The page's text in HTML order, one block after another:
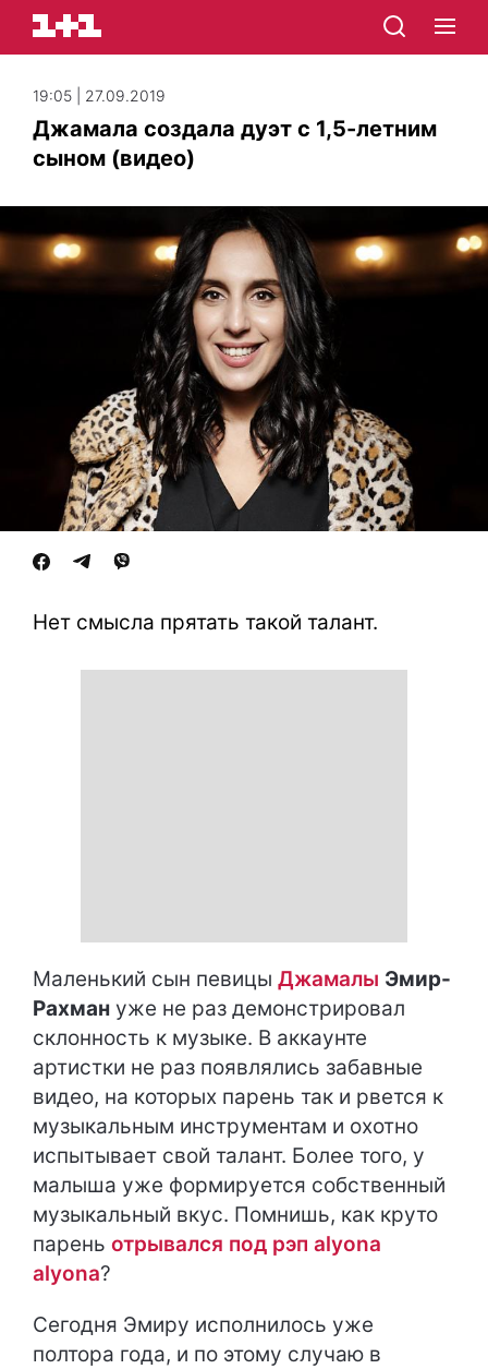
19:05 | 27.09.2019
Джамала создала дуэт с 1,5-летним
сыном (видео)
Нет смысла прятать такой талант.
Маленький сын певицы Джамалы Эмир-
Рахман уже не раз демонстрировал
склонность к музыке. В аккаунте
артистки не раз появлялись забавные
видео, на которых парень так и рвется к
музыкальным инструментам и охотно
испытывает свой талант. Более того, у
малыша уже формируется собственный
музыкальный вкус. Помнишь, как круто
парень отрывался под рэп alyona
alyona?
Сегодня Эмиру исполнилось уже
полтора года, и по этому случаю в